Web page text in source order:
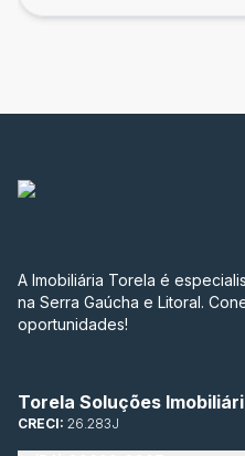
A Imobiliária Torela é
na Serra Gaúcha e Litoral.
oportunidades!
Torela Soluções
CRECI: 26.283J